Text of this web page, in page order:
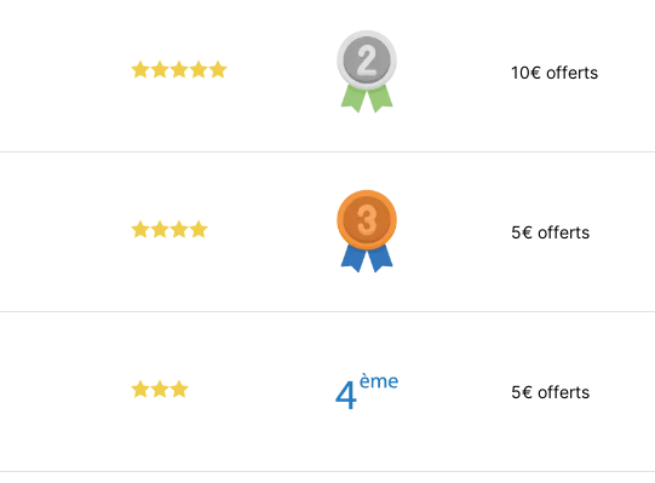
10€ offerts
5€ offerts
5€ offerts